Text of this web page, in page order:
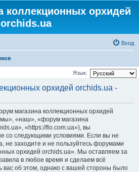
коллекционных орхидей
orchids.ua
Вход
Язык:
орхидей orchids.ua -
магазина коллекционных орхидей
«наш», «форум магазина
«https://flo.com.ua»), вы
со следующими условиями. Если вы не
не заходите и не пользуйтесь форумами
орхидей orchids.ua». Мы оставляем за
в любое время и сделаем всё
вас об этом, однако с вашей стороны было